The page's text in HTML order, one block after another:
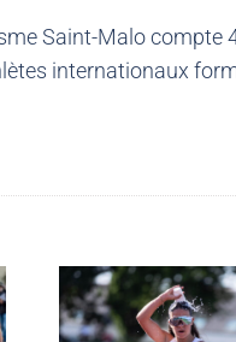
Saint-Malo compte
internationaux